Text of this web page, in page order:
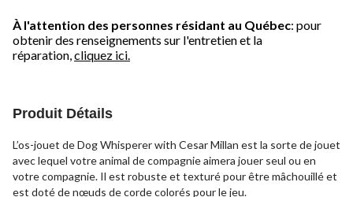
À l'attention des personnes résidant au Québec: pour
obtenir des renseignements sur l'entretien et la
réparation, cliquez ici.
Produit Détails
L’os-jouet de Dog Whisperer with Cesar Millan est la sorte de jouet
avec lequel votre animal de compagnie aimera jouer seul ou en
votre compagnie. Il est robuste et texturé pour être mâchouillé et
est doté de nœuds de corde colorés pour le jeu.